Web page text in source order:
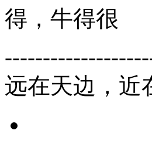
得，牛得很
远在天边，近